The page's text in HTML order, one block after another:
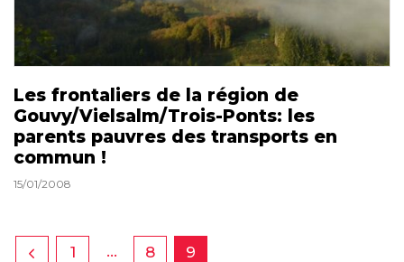
Les frontaliers de la région de
Gouvy/Vielsalm/Trois-Ponts: les
parents pauvres des transports en
commun !
15/01/2008
1 … 8 9